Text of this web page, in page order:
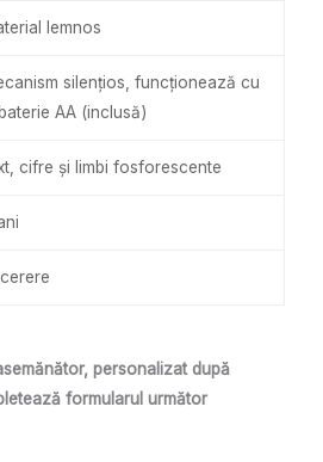
lemnos
silențios, funcționează cu
AA (inclusă)
cifre și limbi fosforescente
cerere
personalizat după
formularul următor